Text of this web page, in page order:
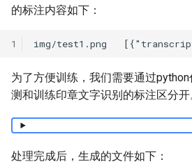
的标注内容如下：
1
为了方便训练，我们需要通过
测和训练印章文字识别的标注区分开
处理完成后，生成的文件如下：